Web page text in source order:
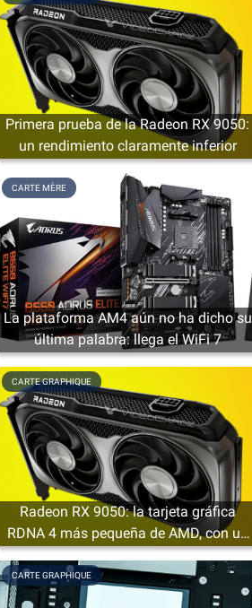
Primera prueba de la Radeon RX 9050:
un rendimiento claramente inferior
La plataforma AM4 aún no ha dicho su
última palabra: llega el WiFi 7
CARTE MÈRE
Radeon RX 9050: la tarjeta gráfica
RDNA 4 más pequeña de AMD, con un
mínimo de 4 GB de VRAM
CARTE GRAPHIQUE
CARTE GRAPHIQUE